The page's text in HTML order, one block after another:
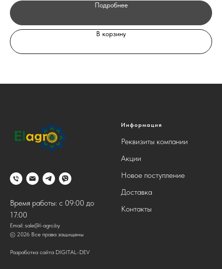
Подробнее
В корзину
Время работы: с 09:00 до
17:00
Email: sale@l-agro.by
© 2026 Все права защищены
Разработка сайта DIGITAL-DEV
Информация
Реквизиты компании
Акции
Новое поступление
Доставка
Контакты